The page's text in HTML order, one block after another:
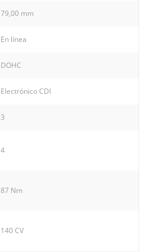
79,00 mm
En línea
DOHC
Electrónico CDI
3
4
87 Nm
140 CV